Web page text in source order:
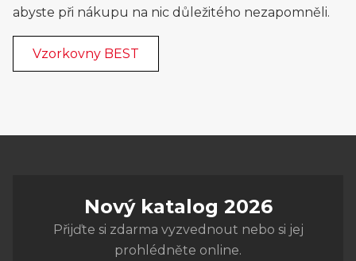
abyste při nákupu na nic důležitého nezapomněli.
Vzorkovny BEST
Nový katalog 2026
Přijďte si zdarma vyzvednout nebo si jej
prohlédněte online.